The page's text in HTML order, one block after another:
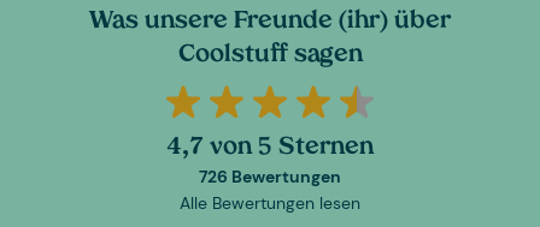
Was unsere Freunde (ihr) über
Coolstuff sagen
4,7 von 5 Sternen
726 Bewertungen
Alle Bewertungen lesen